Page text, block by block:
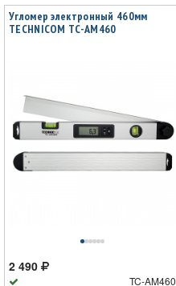
Угломер электронный 460мм
TECHNICOM TC-AM460
2 490
TC-AM460